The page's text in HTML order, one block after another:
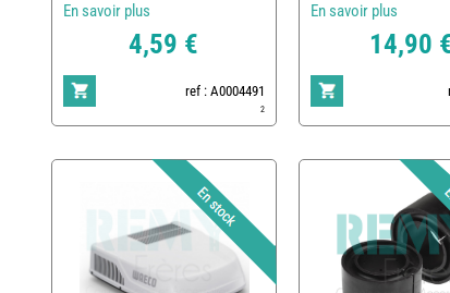
En savoir plus
4,59 €
ref : A0004491
2
En savoir plus
14,90